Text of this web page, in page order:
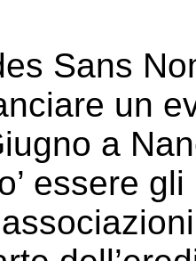
Sans
un
a
essere